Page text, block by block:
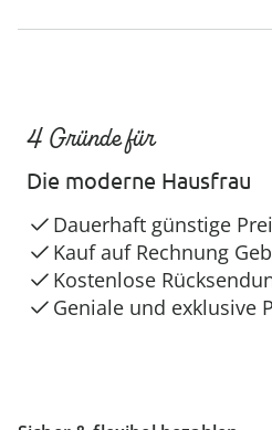
4 Gründe für
Die moderne Hausfrau
Dauerhaft günstige
Kauf auf Rechnung
Kostenlose
Geniale und exklusive